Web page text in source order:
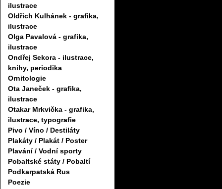
ilustrace
Oldřich Kulhánek - grafika,
ilustrace
Olga Pavalová - grafika,
ilustrace
Ondřej Sekora - ilustrace,
knihy, periodika
Ornitologie
Ota Janeček - grafika,
ilustrace
Otakar Mrkvička - grafika,
ilustrace, typografie
Pivo / Víno / Destiláty
Plakáty / Plakát / Poster
Plavání / Vodní sporty
Pobaltské státy / Pobaltí
Podkarpatská Rus
Poezie